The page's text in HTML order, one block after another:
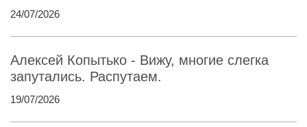
24/07/2026
Алексей Копытько - Вижу, многие слегка
запутались. Распутаем.
19/07/2026